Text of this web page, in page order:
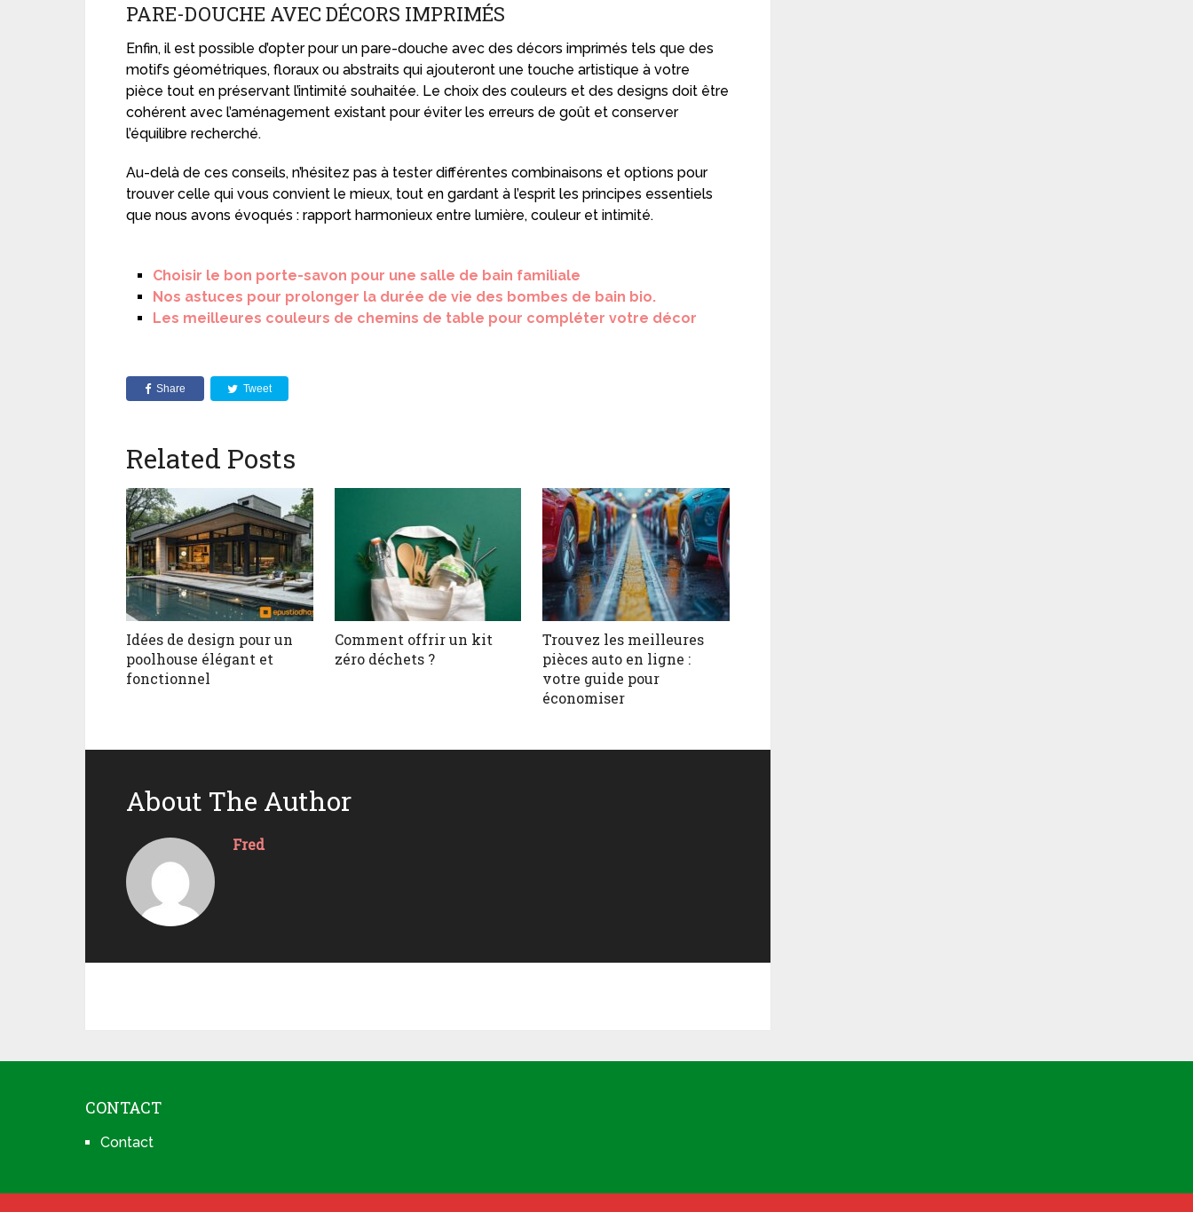
PARE-DOUCHE AVEC DÉCORS IMPRIMÉS
Enfin, il est possible d’opter pour un pare-douche avec des décors imprimés tels que des
motifs géométriques, floraux ou abstraits qui ajouteront une touche artistique à votre
pièce tout en préservant l’intimité souhaitée. Le choix des couleurs et des designs doit être
cohérent avec l’aménagement existant pour éviter les erreurs de goût et conserver
l’équilibre recherché.
Au-delà de ces conseils, n’hésitez pas à tester différentes combinaisons et options pour
trouver celle qui vous convient le mieux, tout en gardant à l’esprit les principes essentiels
que nous avons évoqués : rapport harmonieux entre lumière, couleur et intimité.
Choisir le bon porte-savon pour une salle de bain familiale
Nos astuces pour prolonger la durée de vie des bombes de bain bio.
Les meilleures couleurs de chemins de table pour compléter votre décor
Share Tweet
Related Posts
Idées de design pour un
poolhouse élégant et
fonctionnel
Comment offrir un kit
zéro déchets ?
Trouvez les meilleures
pièces auto en ligne :
votre guide pour
économiser
About The Author
Fred
CONTACT
Contact